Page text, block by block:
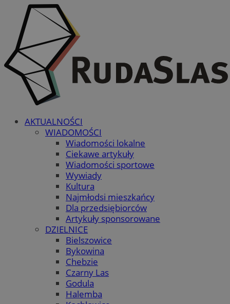
AKTUALNOŚCI
WIADOMOŚCI
Wiadomości lokalne
Ciekawe artykuły
Wiadomości sportowe
Wywiady
Kultura
Najmłodsi mieszkańcy
Dla przedsiębiorców
Artykuły sponsorowane
DZIELNICE
Bielszowice
Bykowina
Chebzie
Czarny Las
Godula
Halemba